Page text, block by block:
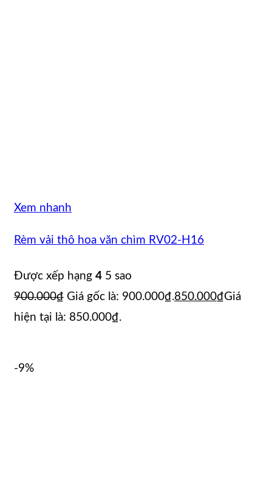
Xem nhanh
Rèm vải thô hoa văn chìm RV02-H16
Được xếp hạng 4 5 sao
900.000₫ Giá gốc là: 900.000₫.850.000₫Giá
hiện tại là: 850.000₫.
-9%